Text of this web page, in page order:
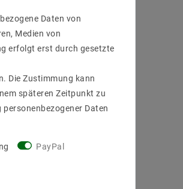
Daten von
Medien von
erfolgt erst durch gesetzte
Die Zustimmung kann
späteren Zeitpunkt zu
Daten
PayPal